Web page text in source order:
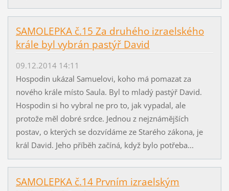
SAMOLEPKA č.15 Za druhého izraelského
krále byl vybrán pastýř David
09.12.2014 14:11
Hospodin ukázal Samuelovi, koho má pomazat za
nového krále místo Saula. Byl to mladý pastýř David.
Hospodin si ho vybral ne pro to, jak vypadal, ale
protože měl dobré srdce. Jednou z nejznámějších
postav, o kterých se dozvídáme ze Starého zákona, je
král David. Jeho příběh začíná, když bylo potřeba...
SAMOLEPKA č.14 Prvním izraelským